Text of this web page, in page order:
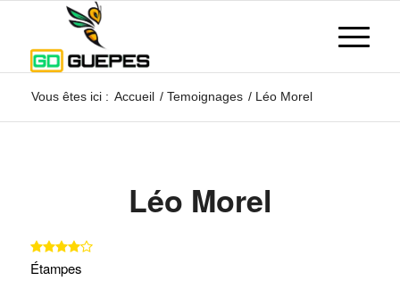
Vous êtes ici : Accueil / Temoignages / Léo Morel
Léo Morel
Étampes